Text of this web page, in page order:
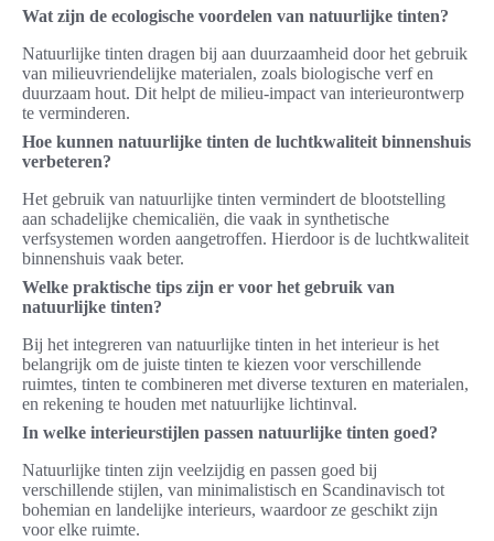
Wat zijn de ecologische voordelen van natuurlijke tinten?
Natuurlijke tinten dragen bij aan duurzaamheid door het gebruik
van milieuvriendelijke materialen, zoals biologische verf en
duurzaam hout. Dit helpt de milieu-impact van interieurontwerp
te verminderen.
Hoe kunnen natuurlijke tinten de luchtkwaliteit binnenshuis
verbeteren?
Het gebruik van natuurlijke tinten vermindert de blootstelling
aan schadelijke chemicaliën, die vaak in synthetische
verfsystemen worden aangetroffen. Hierdoor is de luchtkwaliteit
binnenshuis vaak beter.
Welke praktische tips zijn er voor het gebruik van
natuurlijke tinten?
Bij het integreren van natuurlijke tinten in het interieur is het
belangrijk om de juiste tinten te kiezen voor verschillende
ruimtes, tinten te combineren met diverse texturen en materialen,
en rekening te houden met natuurlijke lichtinval.
In welke interieurstijlen passen natuurlijke tinten goed?
Natuurlijke tinten zijn veelzijdig en passen goed bij
verschillende stijlen, van minimalistisch en Scandinavisch tot
bohemian en landelijke interieurs, waardoor ze geschikt zijn
voor elke ruimte.